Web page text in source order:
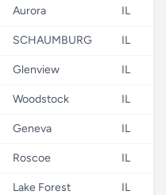
Aurora IL
SCHAUMBURG IL
Glenview IL
Woodstock IL
Geneva IL
Roscoe IL
Lake Forest IL